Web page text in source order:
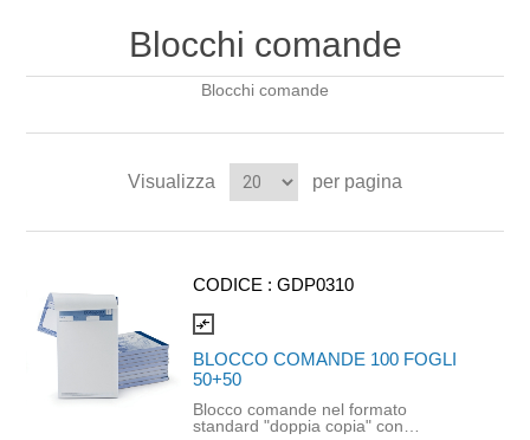
Blocchi comande
Blocchi comande
Visualizza per pagina
CODICE :GDP0310
compare_arrows
BLOCCO COMANDE 100 FOGLI
50+50
Blocco comande nel formato
standard "doppia copia" con